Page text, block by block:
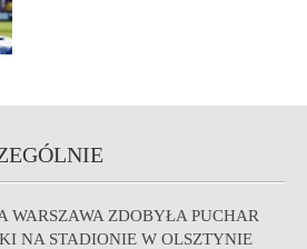
WARSZAWA ZDOBYŁA PUCHAR
NA STADIONIE W OLSZTYNIE